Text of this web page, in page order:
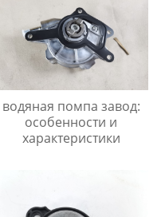
водяная помпа завод:
особенности и
характеристики